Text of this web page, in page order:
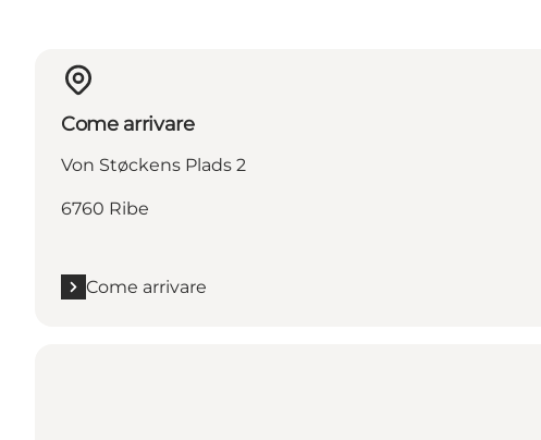
Come arrivare
Von Støckens Plads 2
6760 Ribe
Come arrivare